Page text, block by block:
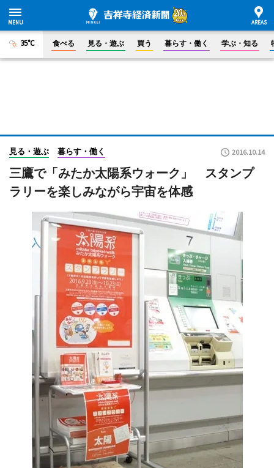
35°C 食べる 見る・遊ぶ 買う 暮らす・働く 学ぶ・知る
見る・遊ぶ 暮らす・働く 2016.10.14
三鷹で「みたか太陽系ウォーク」 スタンプ
ラリーを楽しみながら宇宙を体感